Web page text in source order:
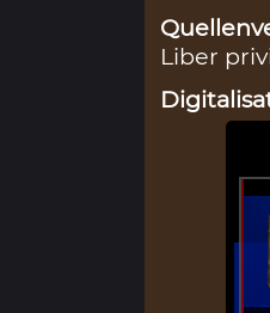
Liber